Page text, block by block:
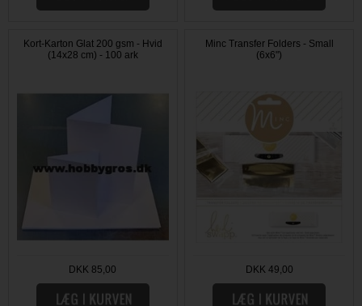
Kort-Karton Glat 200 gsm - Hvid
(14x28 cm) - 100 ark
DKK 85,00
Minc Transfer Folders - Small
(6x6")
DKK 49,00